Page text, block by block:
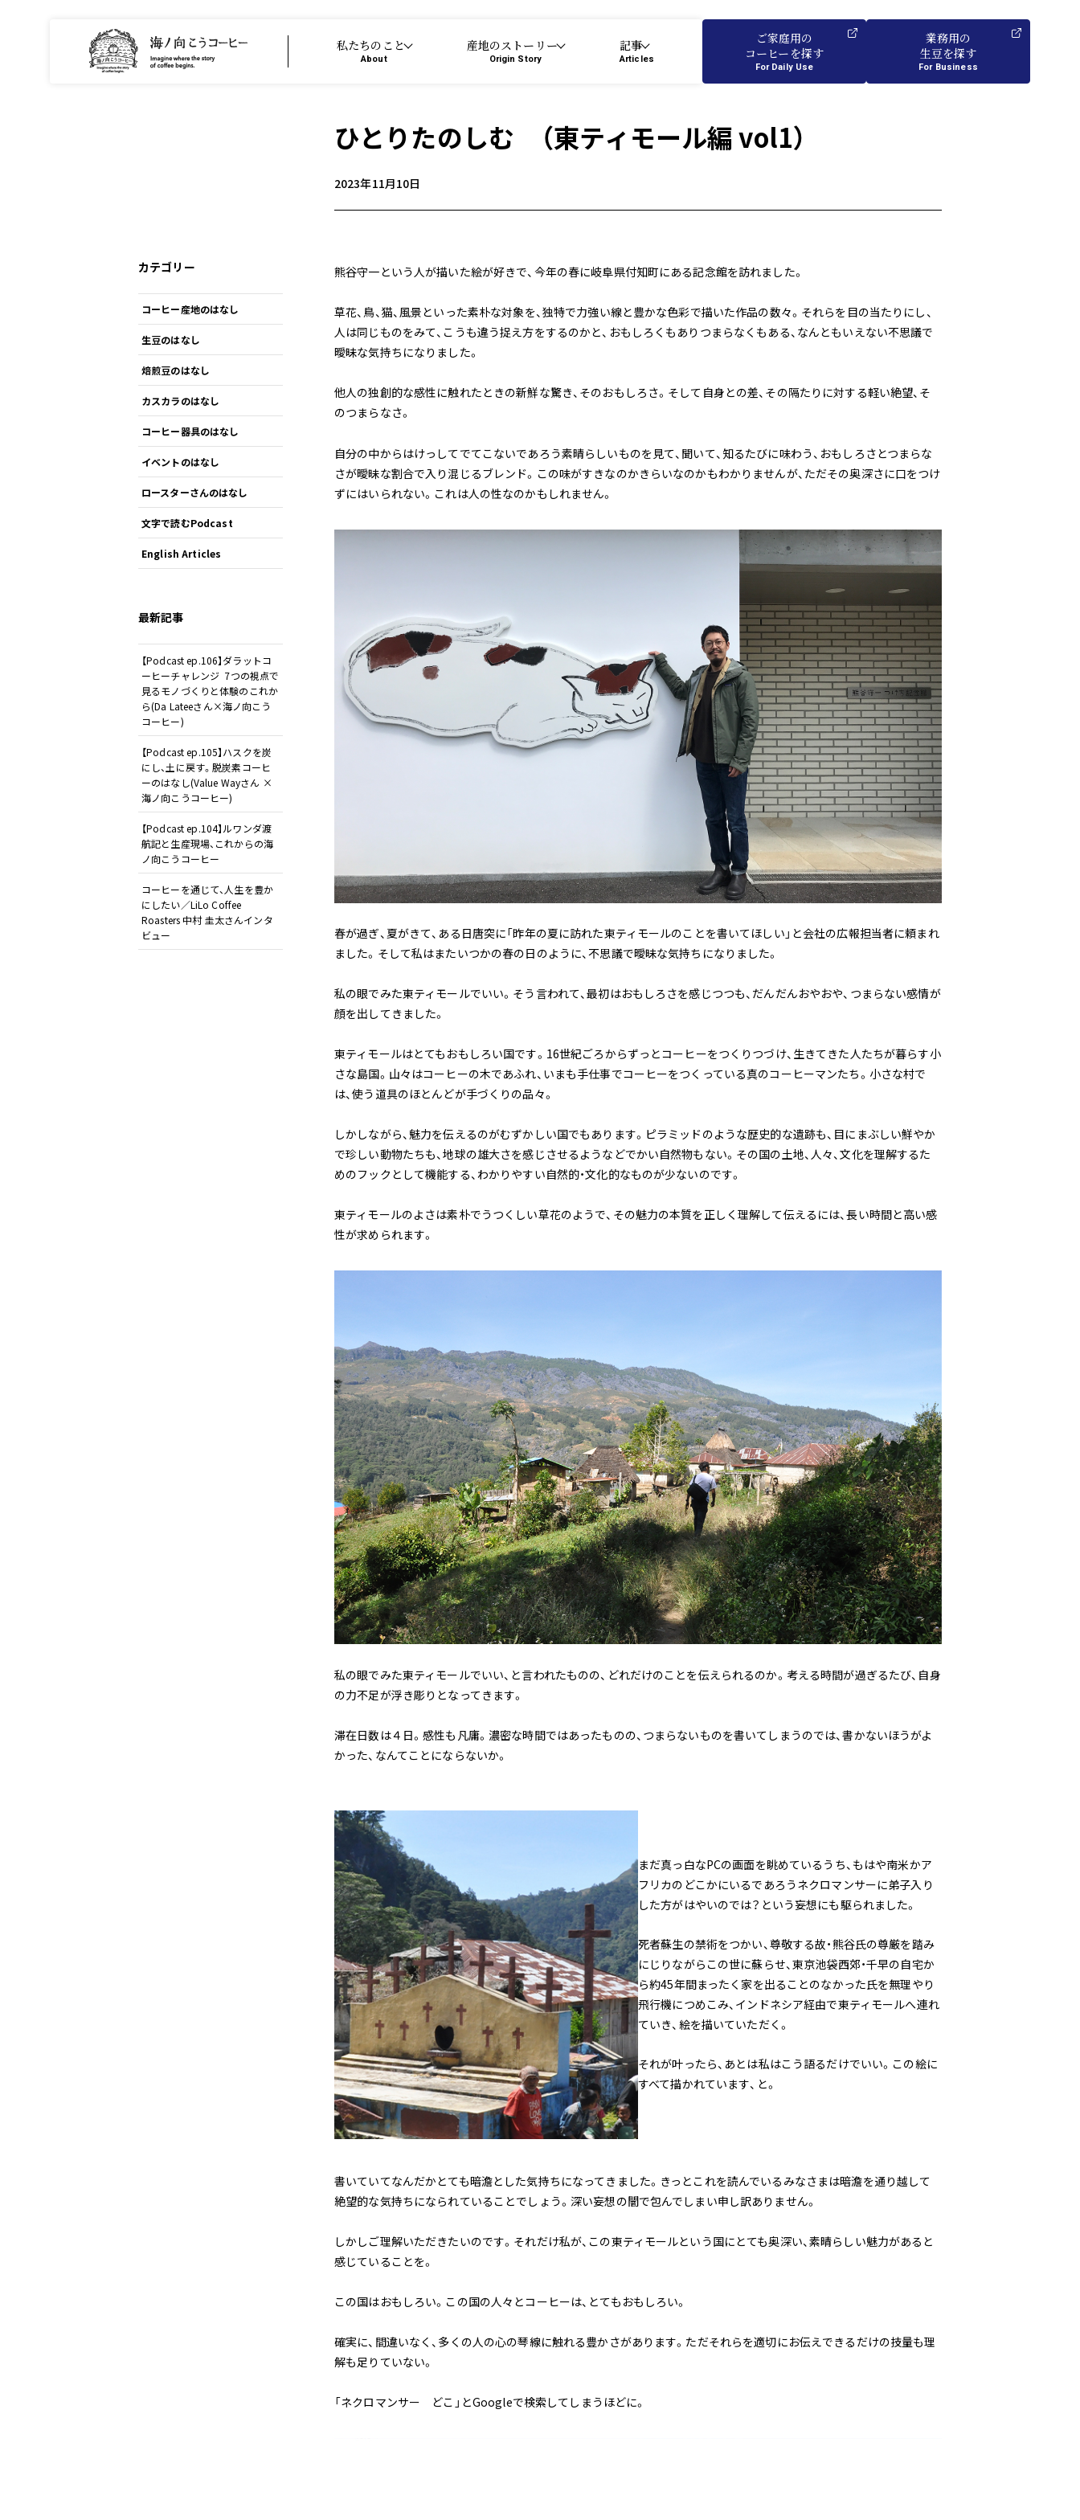
私たちのこと
About
産地のストーリー
Origin Story
記事
Articles
ご家庭用の
コーヒーを探す
For Daily Use
業務用の
生豆を探す
For Business
ひとりたのしむ （東ティモール編 vol1）
2023年11月10日
熊谷守一という人が描いた絵が好きで、今年の春に岐阜県付知町にある記念館を訪れました。
草花、鳥、猫、風景といった素朴な対象を、独特で力強い線と豊かな色彩で描いた作品の数々。それらを目の当たりにし、
人は同じものをみて、こうも違う捉え方をするのかと、おもしろくもありつまらなくもある、なんともいえない不思議で
曖昧な気持ちになりました。
他人の独創的な感性に触れたときの新鮮な驚き、そのおもしろさ。そして自身との差、その隔たりに対する軽い絶望、そ
のつまらなさ。
自分の中からはけっしてでてこないであろう素晴らしいものを見て、聞いて、知るたびに味わう、おもしろさとつまらな
さが曖昧な割合で入り混じるブレンド。この味がすきなのかきらいなのかもわかりませんが、ただその奥深さに口をつけ
ずにはいられない。これは人の性なのかもしれません。
春が過ぎ、夏がきて、ある日唐突に「昨年の夏に訪れた東ティモールのことを書いてほしい」と会社の広報担当者に頼まれ
ました。そして私はまたいつかの春の日のように、不思議で曖昧な気持ちになりました。
私の眼でみた東ティモールでいい。そう言われて、最初はおもしろさを感じつつも、だんだんおやおや、つまらない感情が
顔を出してきました。
東ティモールはとてもおもしろい国です。16世紀ごろからずっとコーヒーをつくりつづけ、生きてきた人たちが暮らす小
さな島国。山々はコーヒーの木であふれ、いまも手仕事でコーヒーをつくっている真のコーヒーマンたち。小さな村で
は、使う道具のほとんどが手づくりの品々。
しかしながら、魅力を伝えるのがむずかしい国でもあります。ピラミッドのような歴史的な遺跡も、目にまぶしい鮮やか
で珍しい動物たちも、地球の雄大さを感じさせるようなどでかい自然物もない。その国の土地、人々、文化を理解するた
めのフックとして機能する、わかりやすい自然的・文化的なものが少ないのです。
東ティモールのよさは素朴でうつくしい草花のようで、その魅力の本質を正しく理解して伝えるには、長い時間と高い感
性が求められます。
私の眼でみた東ティモールでいい、と言われたものの、どれだけのことを伝えられるのか。考える時間が過ぎるたび、自身
の力不足が浮き彫りとなってきます。
滞在日数は４日。感性も凡庸。濃密な時間ではあったものの、つまらないものを書いてしまうのでは、書かないほうがよ
かった、なんてことにならないか。
まだ真っ白なPCの画面を眺めているうち、もはや南米かア
フリカのどこかにいるであろうネクロマンサーに弟子入り
した方がはやいのでは？という妄想にも駆られました。
死者蘇生の禁術をつかい、尊敬する故・熊谷氏の尊厳を踏み
にじりながらこの世に蘇らせ、東京池袋西郊・千早の自宅か
ら約45年間まったく家を出ることのなかった氏を無理やり
飛行機につめこみ、インドネシア経由で東ティモールへ連れ
ていき、絵を描いていただく。
それが叶ったら、あとは私はこう語るだけでいい。この絵に
すべて描かれています、と。
書いていてなんだかとても暗澹とした気持ちになってきました。きっとこれを読んでいるみなさまは暗澹を通り越して
絶望的な気持ちになられていることでしょう。深い妄想の闇で包んでしまい申し訳ありません。
しかしご理解いただきたいのです。それだけ私が、この東ティモールという国にとても奥深い、素晴らしい魅力があると
感じていることを。
この国はおもしろい。この国の人々とコーヒーは、とてもおもしろい。
確実に、間違いなく、多くの人の心の琴線に触れる豊かさがあります。ただそれらを適切にお伝えできるだけの技量も理
解も足りていない。
「ネクロマンサー どこ」とGoogleで検索してしまうほどに。
カテゴリー
コーヒー産地のはなし
生豆のはなし
焙煎豆のはなし
カスカラのはなし
コーヒー器具のはなし
イベントのはなし
ロースターさんのはなし
文字で読むPodcast
English Articles
最新記事
【Podcast ep.106】ダラットコ
ーヒーチャレンジ 7つの視点で
見るモノづくりと体験のこれか
ら(Da Lateeさん×海ノ向こう
コーヒー)
【Podcast ep.105】ハスクを炭
にし、土に戻す。脱炭素コーヒ
ーのはなし(Value Wayさん ×
海ノ向こうコーヒー)
【Podcast ep.104】ルワンダ渡
航記と生産現場、これからの海
ノ向こうコーヒー
コーヒーを通じて、人生を豊か
にしたい／LiLo Coffee
Roasters 中村 圭太さんインタ
ビュー